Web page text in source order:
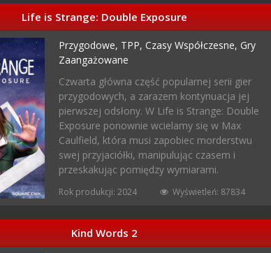
Life is Strange: Double Exposure
Przygodowe, TPP,Czasy Współczesne, Gry
Zaangażowane
Czwarta główna część popularnej serii gier
przygodowych, a zarazem kontynuacja jej
pierwszej odsłony. W Life is Strange: Double
Exposure ponownie wcielamy się w Max
Caulfield, która musi zapobiec morderstwu
swej przyjaciółki, manipulując czasem i
przeskakując pomiędzy wymiarami.
Rok produkcji: 2024 Wyświetleń: 87834
Kind Words 2